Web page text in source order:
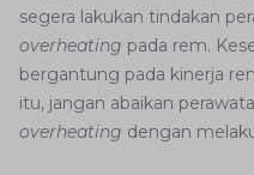
segera lakukan tindakan
overheating pada rem.
bergantung pada kinerja
itu, jangan abaikan
overheating dengan